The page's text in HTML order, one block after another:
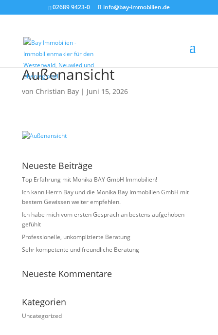
02689 9423-0 info@bay-immobilien.de
Außenansicht
von Christian Bay| Juni 15, 2026
Neueste Beiträge
Top Erfahrung mit Monika BAY GmbH Immobilien!
Ich kann Herrn Bay und die Monika Bay Immobilien GmbH mit
bestem Gewissen weiter empfehlen.
Ich habe mich vom ersten Gespräch an bestens aufgehoben
gefühlt
Professionelle, unkomplizierte Beratung
Sehr kompetente und freundliche Beratung
Neueste Kommentare
Kategorien
Uncategorized